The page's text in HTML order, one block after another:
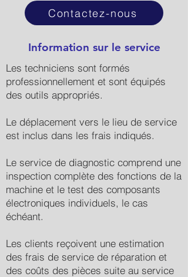
Contactez-nous
Information sur le service
Les techniciens sont formés
professionnellement et sont équipés
des outils appropriés.
Le déplacement vers le lieu de service
est inclus dans les frais indiqués.
Le service de diagnostic comprend une
inspection complète des fonctions de la
machine et le test des composants
électroniques individuels, le cas
échéant.
Les clients reçoivent une estimation
des frais de service de réparation et
des coûts des pièces suite au service